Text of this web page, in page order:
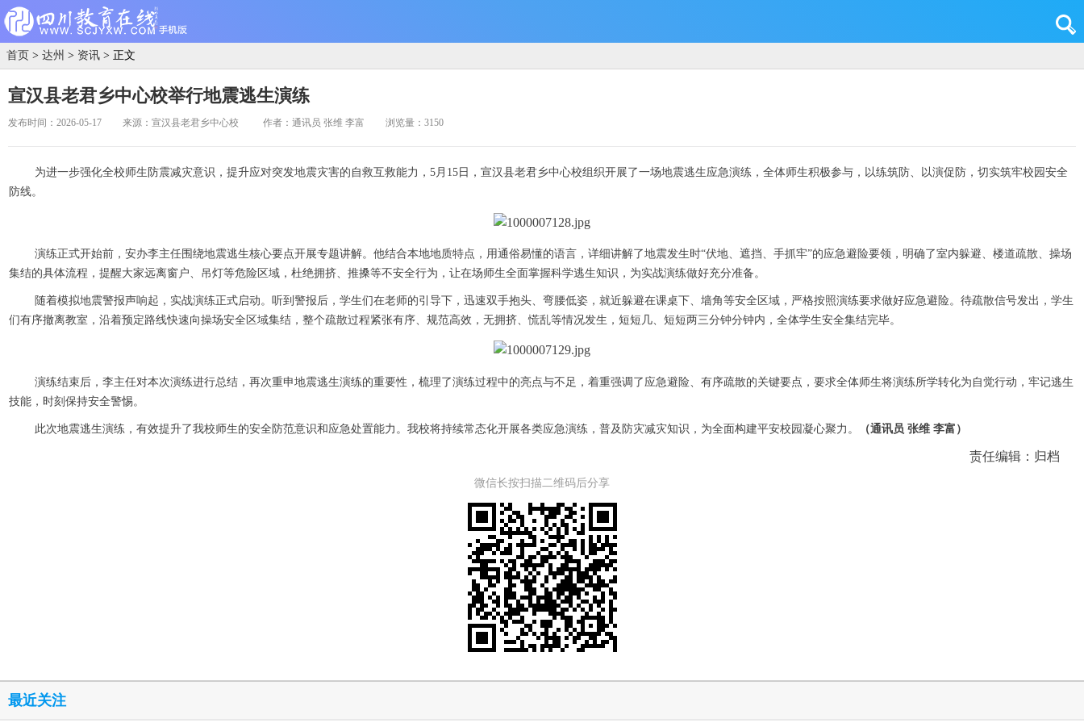
首页 > 达州 > 资讯 > 正文
宣汉县老君乡中心校举行地震逃生演练
发布时间：2026-05-17 来源：宣汉县老君乡中心校 作者：通讯员 张维 李富 浏览量：3150
为进一步强化全校师生防震减灾意识，提升应对突发地震灾害的自救互救能力，5月15日，宣汉县老君乡中心校组织开展了一场地震逃生应急演练，全体师生积极参与，以练筑防、以演促防，切实筑牢校园安全
防线。
演练正式开始前，安办李主任围绕地震逃生核心要点开展专题讲解。他结合本地地质特点，用通俗易懂的语言，详细讲解了地震发生时“伏地、遮挡、手抓牢”的应急避险要领，明确了室内躲避、楼道疏散、操场
集结的具体流程，提醒大家远离窗户、吊灯等危险区域，杜绝拥挤、推搡等不安全行为，让在场师生全面掌握科学逃生知识，为实战演练做好充分准备。
随着模拟地震警报声响起，实战演练正式启动。听到警报后，学生们在老师的引导下，迅速双手抱头、弯腰低姿，就近躲避在课桌下、墙角等安全区域，严格按照演练要求做好应急避险。待疏散信号发出，学生
们有序撤离教室，沿着预定路线快速向操场安全区域集结，整个疏散过程紧张有序、规范高效，无拥挤、慌乱等情况发生，短短几、短短两三分钟分钟内，全体学生安全集结完毕。
演练结束后，李主任对本次演练进行总结，再次重申地震逃生演练的重要性，梳理了演练过程中的亮点与不足，着重强调了应急避险、有序疏散的关键要点，要求全体师生将演练所学转化为自觉行动，牢记逃生
技能，时刻保持安全警惕。
此次地震逃生演练，有效提升了我校师生的安全防范意识和应急处置能力。我校将持续常态化开展各类应急演练，普及防灾减灾知识，为全面构建平安校园凝心聚力。 （通讯员 张维 李富）
责任编辑：归档
微信长按扫描二维码后分享
最近关注